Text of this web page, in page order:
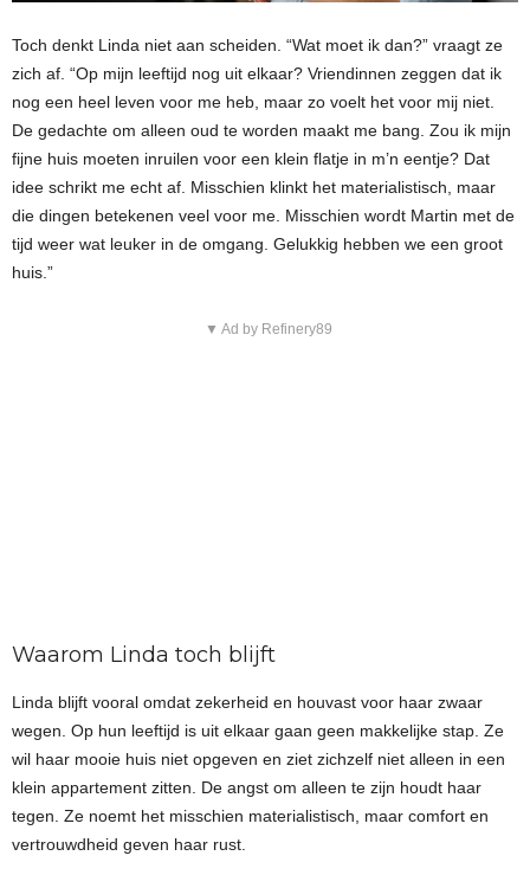
Toch denkt Linda niet aan scheiden. “Wat moet ik dan?” vraagt ze
zich af. “Op mijn leeftijd nog uit elkaar? Vriendinnen zeggen dat ik
nog een heel leven voor me heb, maar zo voelt het voor mij niet.
De gedachte om alleen oud te worden maakt me bang. Zou ik mijn
fijne huis moeten inruilen voor een klein flatje in m’n eentje? Dat
idee schrikt me echt af. Misschien klinkt het materialistisch, maar
die dingen betekenen veel voor me. Misschien wordt Martin met de
tijd weer wat leuker in de omgang. Gelukkig hebben we een groot
huis.”
▼ Ad by Refinery89
Waarom Linda toch blijft
Linda blijft vooral omdat zekerheid en houvast voor haar zwaar
wegen. Op hun leeftijd is uit elkaar gaan geen makkelijke stap. Ze
wil haar mooie huis niet opgeven en ziet zichzelf niet alleen in een
klein appartement zitten. De angst om alleen te zijn houdt haar
tegen. Ze noemt het misschien materialistisch, maar comfort en
vertrouwdheid geven haar rust.